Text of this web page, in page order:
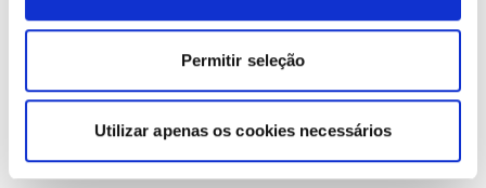
Permitir seleção
Utilizar apenas os cookies necessários